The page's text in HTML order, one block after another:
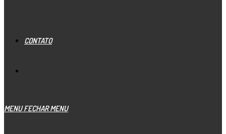
CONTATO
MENU FECHAR MENU